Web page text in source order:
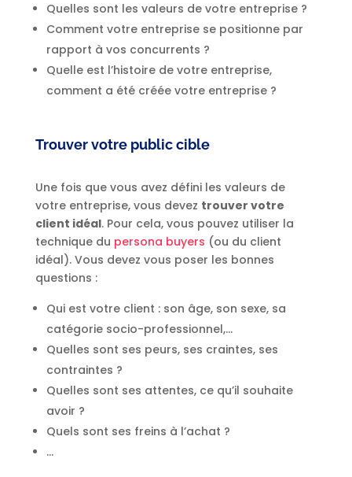
Quelles sont les valeurs de votre entreprise ?
Comment votre entreprise se positionne par
rapport à vos concurrents ?
Quelle est l’histoire de votre entreprise,
comment a été créée votre entreprise ?
Trouver votre public cible
Une fois que vous avez défini les valeurs de
votre entreprise, vous devez trouver votre
client idéal. Pour cela, vous pouvez utiliser la
technique du persona buyers (ou du client
idéal). Vous devez vous poser les bonnes
questions :
Qui est votre client : son âge, son sexe, sa
catégorie socio-professionnel,…
Quelles sont ses peurs, ses craintes, ses
contraintes ?
Quelles sont ses attentes, ce qu’il souhaite
avoir ?
Quels sont ses freins à l’achat ?
…